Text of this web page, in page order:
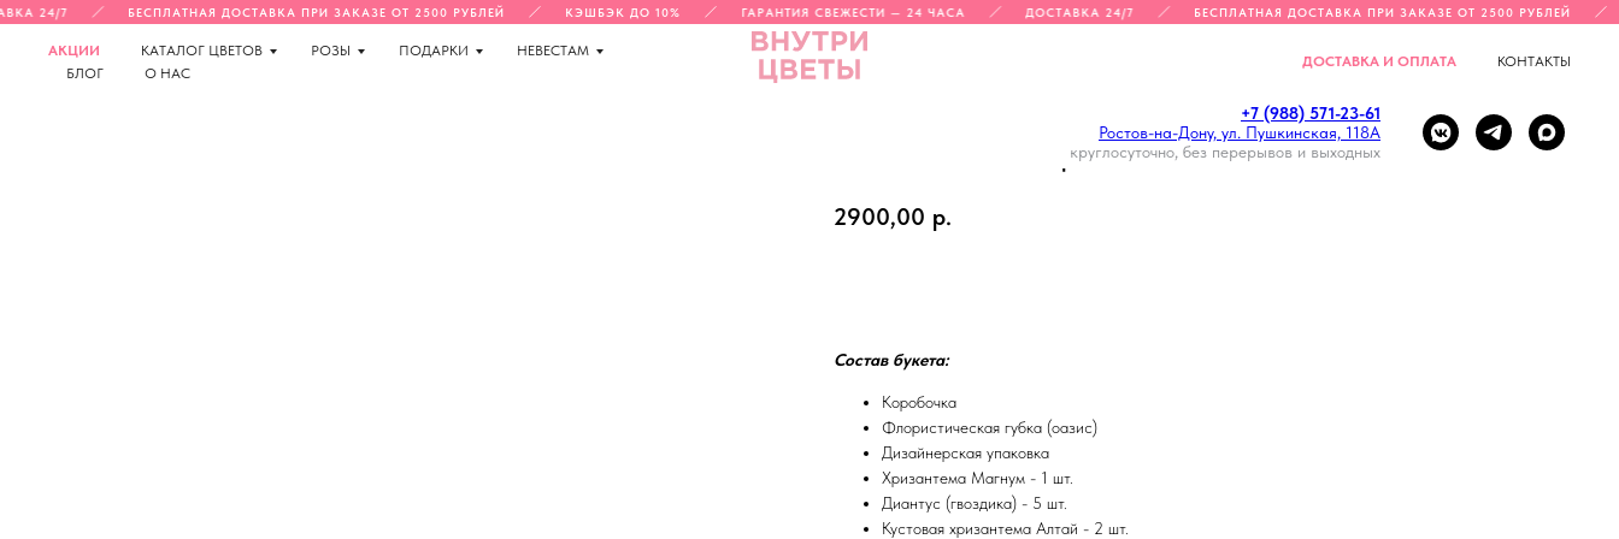
24/7 БЕСПЛАТНАЯ ДОСТАВКА ПРИ ЗАКАЗЕ ОТ 2500 РУБЛЕЙ КЭШБЭК ДО 10% ГАРАНТИЯ СВЕЖЕСТИ — 24 ЧАСА ДОСТАВКА 24/7 БЕСПЛАТНАЯ ДОСТАВКА ПРИ ЗАКАЗЕ ОТ 2500 РУБЛЕЙ
АКЦИИ КАТАЛОГ ЦВЕТОВ РОЗЫ ПОДАРКИ
НЕВЕСТАМ
БЛОГ
О НАС
ДОСТАВКА И ОПЛАТА КОНТАКТЫ
+7 (988) 571-23-61
Ростов-на-Дону, ул. Пушкинская, 118А
круглосуточно, без перерывов и выходных
МИЛАЯ КОМПОЗИЦИЯ
2900,00 р.
Состав букета:
Коробочка
Флористическая губка (оазис)
Дизайнерская упаковка
Хризантема Магнум - 1 шт.
Диантус (гвоздика) - 5 шт.
Кустовая хризантема Алтай - 2 шт.